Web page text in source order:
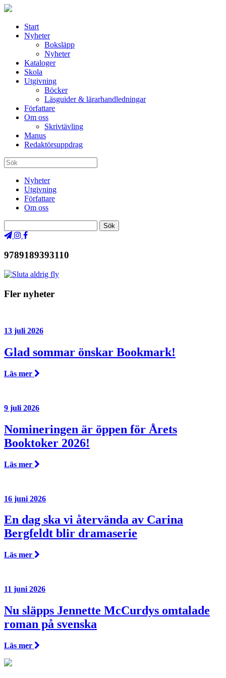
Start
Nyheter
Boksläpp
Nyheter
Kataloger
Skola
Utgivning
Böcker
Läsguider & lärarhandledningar
Författare
Om oss
Skrivtävling
Manus
Redaktörsuppdrag
Nyheter
Utgivning
Författare
Om oss
9789189393110
Fler nyheter
13 juli 2026
Glad sommar önskar Bookmark!
Läs mer
9 juli 2026
Nomineringen är öppen för Årets
Booktoker 2026!
Läs mer
16 juni 2026
En dag ska vi återvända av Carina
Bergfeldt blir dramaserie
Läs mer
11 juni 2026
Nu släpps Jennette McCurdys omtalade
roman på svenska
Läs mer